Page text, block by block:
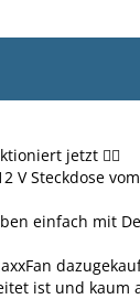
jetzt 👍🏻
V Steckdose
einfach mit
ist und kaum